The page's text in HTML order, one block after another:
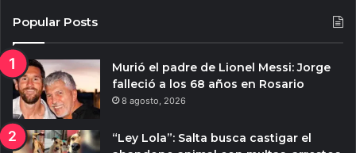
Popular Posts
Murió el padre de Lionel Messi: Jorge
falleció a los 68 años en Rosario
8 agosto, 2026
“Ley Lola”: Salta busca castigar el